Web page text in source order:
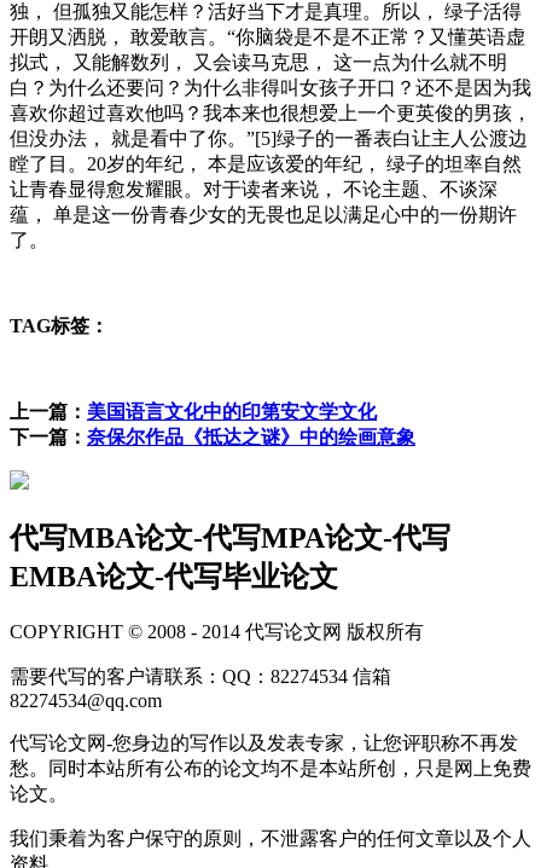
独， 但孤独又能怎样？活好当下才是真理。所以， 绿子活得
开朗又洒脱， 敢爱敢言。“你脑袋是不是不正常？又懂英语虚
拟式， 又能解数列， 又会读马克思， 这一点为什么就不明
白？为什么还要问？为什么非得叫女孩子开口？还不是因为我
喜欢你超过喜欢他吗？我本来也很想爱上一个更英俊的男孩，
但没办法， 就是看中了你。”[5]绿子的一番表白让主人公渡边
瞠了目。20岁的年纪， 本是应该爱的年纪， 绿子的坦率自然
让青春显得愈发耀眼。对于读者来说， 不论主题、不谈深
蕴， 单是这一份青春少女的无畏也足以满足心中的一份期许
了。
TAG标签：
上一篇： 美国语言文化中的印第安文学文化
下一篇： 奈保尔作品《抵达之谜》中的绘画意象
代写MBA论文-代写MPA论文-代写
EMBA论文-代写毕业论文
COPYRIGHT © 2008 - 2014 代写论文网 版权所有
需要代写的客户请联系：QQ：82274534 信箱
82274534@qq.com
代写论文网-您身边的写作以及发表专家，让您评职称不再发
愁。同时本站所有公布的论文均不是本站所创，只是网上免费
论文。
我们秉着为客户保守的原则，不泄露客户的任何文章以及个人
资料。